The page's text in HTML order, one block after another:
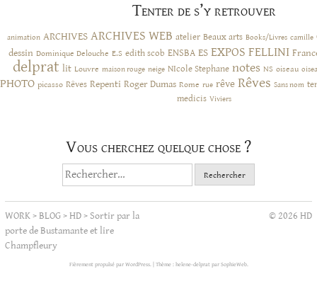
Tenter de s’y retrouver
animation ARCHIVES ARCHIVES WEB atelier Beaux arts Books/Livres camille
dessin Dominique Delouche E.S edith scob ENSBA ES EXPOS FELLINI
delprat lit Louvre maison rouge neige NIcole Stephane notes NS oiseau
PHOTO picasso Rêves Repenti Roger Dumas Rome rue rêve Rêves Sans nom
medicis Viviers
Vous cherchez quelque chose ?
Rechercher :
WORK>BLOG>HD> Sortir par la
porte de Bustamante et lire
Champfleury
© 2026 HD
Fièrement propulsé par WordPress. Thème : helene-delprat par SophieWeb.